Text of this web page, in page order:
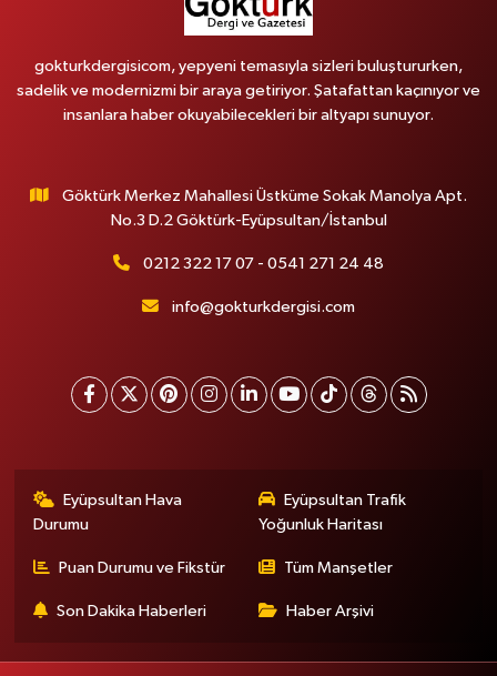
gokturkdergisicom, yepyeni temasıyla sizleri buluştururken,
sadelik ve modernizmi bir araya getiriyor. Şatafattan kaçınıyor ve
insanlara haber okuyabilecekleri bir altyapı sunuyor.
Göktürk Merkez Mahallesi Üstküme Sokak Manolya Apt.
No.3 D.2 Göktürk-Eyüpsultan/İstanbul
0212 322 17 07 - 0541 271 24 48
info@gokturkdergisi.com
Eyüpsultan Hava
Durumu
Eyüpsultan Trafik
Yoğunluk Haritası
Puan Durumu ve Fikstür Tüm Manşetler
Son Dakika Haberleri Haber Arşivi